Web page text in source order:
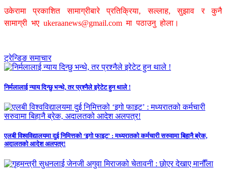
उकेरामा प्रकाशित सामाग्रीबारे प्रतिक्रिया, सल्लाह, सुझाव र कुनै
सामाग्री भए ukeraanews@gmail.com मा पठाउनु होला।
ट्रेन्डिङ समाचार
निर्मलालाई न्याय दिन्छु भन्थे, तर प्रश्नैले इरेटेट हुन थाले !
एलबी विश्वविद्यालयमा दुई निमित्तको ‘इगो फाइट’ : मध्यरातको कर्मचारी सरुवामा बिहानै ब्रेक,
अदालतको आदेश अलपत्र!